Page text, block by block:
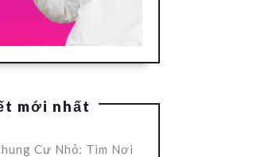
mới nhất
Cư Nhỏ: Tìm Nơi